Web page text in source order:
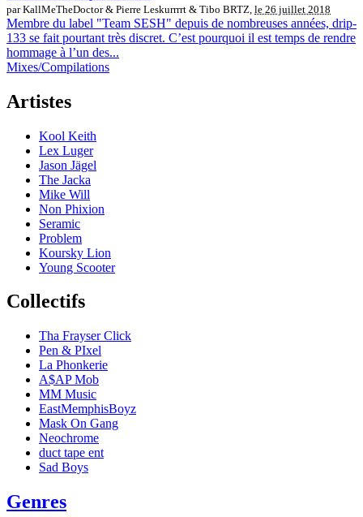
par KallMeTheDoctor & Pierre Leskurrrrt & Tibo BRTZ, le 26 juillet 2018
Membre du label "Team SESH" depuis de nombreuses années, drip-
133 se fait pourtant très discret. C’est pourquoi il est temps de rendre
hommage à l’un des...
Mixes/Compilations
Artistes
Kool Keith
Lex Luger
Jason Jägel
The Jacka
Mike Will
Non Phixion
Seramic
Problem
Koursky Lion
Young Scooter
Collectifs
Tha Frayser Click
Pen & PIxel
La Phonkerie
A$AP Mob
MM Music
EastMemphisBoyz
Mask On Gang
Neochrome
duct tape ent
Sad Boys
Genres